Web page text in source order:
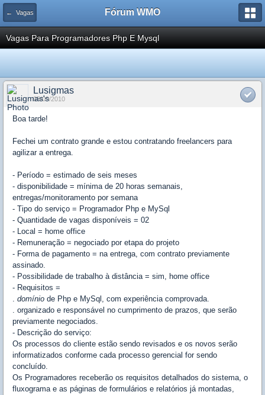
← Vagas Fórum WMO
Vagas Para Programadores Php E Mysql
Lusigmas
05/09/2010
Boa tarde!
Fechei um contrato grande e estou contratando freelancers para
agilizar a entrega.
- Período = estimado de seis meses
- disponibilidade = mínima de 20 horas semanais,
entregas/monitoramento por semana
- Tipo do serviço = Programador Php e MySql
- Quantidade de vagas disponíveis = 02
- Local = home office
- Remuneração = negociado por etapa do projeto
- Forma de pagamento = na entrega, com contrato previamente
assinado.
- Possibilidade de trabalho à distância = sim, home office
- Requisitos =
. domínio de Php e MySql, com experiência comprovada.
. organizado e responsável no cumprimento de prazos, que serão
previamente negociados.
- Descrição do serviço:
Os processos do cliente estão sendo revisados e os novos serão
informatizados conforme cada processo gerencial for sendo
concluído.
Os Programadores receberão os requisitos detalhados do sistema, o
fluxograma e as páginas de formulários e relatórios já montadas,